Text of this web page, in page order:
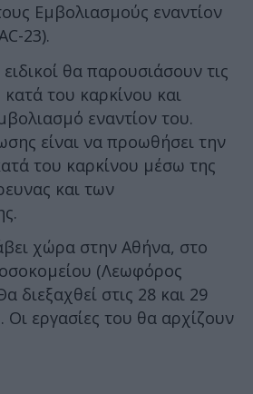
Εμβολιασμούς εναντίον
23).
θα παρουσιάσουν τις
κατά του καρκίνου και
εναντίον του.
είναι να προωθήσει την
του καρκίνου μέσω της
και των
χώρα στην Αθήνα, στο
(Λεωφόρος
διεξαχθεί στις 28 και 29
Οι εργασίες του θα αρχίζουν